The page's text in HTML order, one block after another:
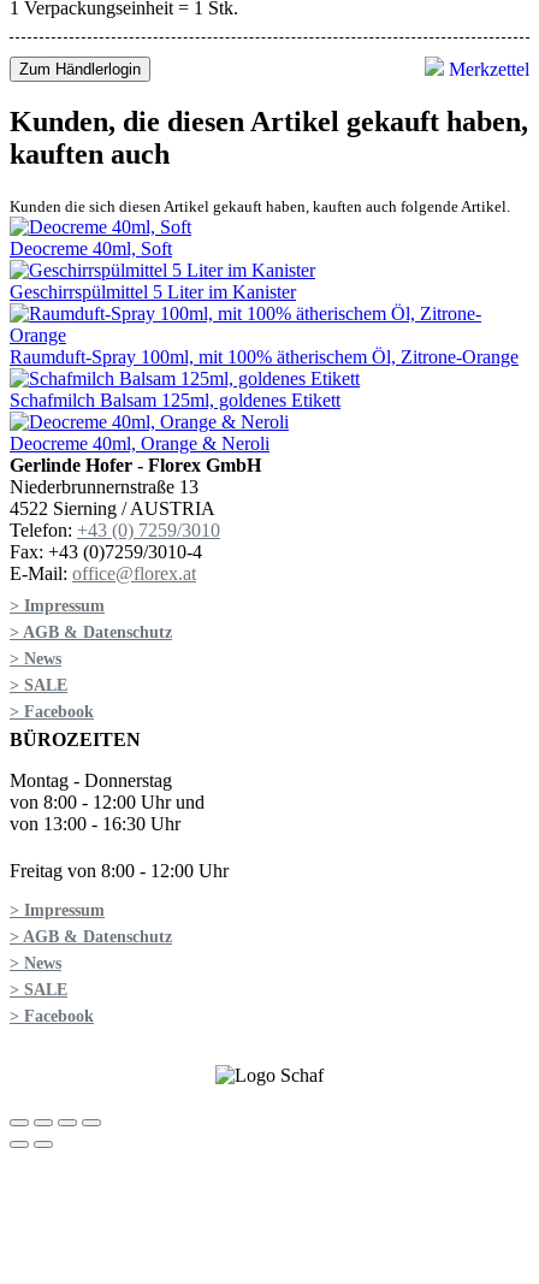
1 Verpackungseinheit = 1 Stk.
Merkzettel
Zum Händlerlogin
Kunden, die diesen Artikel gekauft haben,
kauften auch
Kunden die sich diesen Artikel gekauft haben, kauften auch folgende Artikel.
Deocreme 40ml, Soft
Geschirrspülmittel 5 Liter im Kanister
Raumduft-Spray 100ml, mit 100% ätherischem Öl, Zitrone-Orange
Schafmilch Balsam 125ml, goldenes Etikett
Deocreme 40ml, Orange & Neroli
Gerlinde Hofer - Florex GmbH
Niederbrunnernstraße 13
4522 Sierning / AUSTRIA
Telefon: +43 (0) 7259/3010
Fax: +43 (0)7259/3010-4
E-Mail: office@florex.at
> Impressum
> AGB & Datenschutz
> News
> SALE
> Facebook
BÜROZEITEN
Montag - Donnerstag
von 8:00 - 12:00 Uhr und
von 13:00 - 16:30 Uhr
Freitag von 8:00 - 12:00 Uhr
> Impressum
> AGB & Datenschutz
> News
> SALE
> Facebook